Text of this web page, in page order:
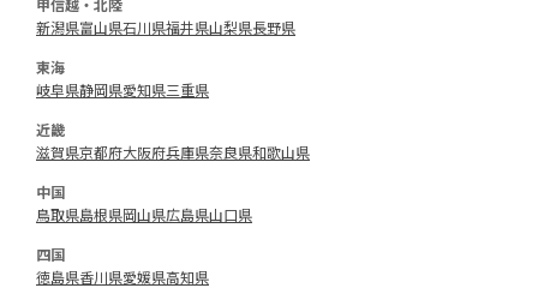
新潟県富山県石川県福井県山梨県長野県
東海
岐阜県静岡県愛知県三重県
近畿
滋賀県京都府大阪府兵庫県奈良県和歌山県
中国
鳥取県島根県岡山県広島県山口県
四国
徳島県香川県愛媛県高知県